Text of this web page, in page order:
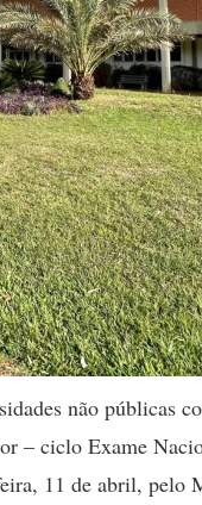
não públicas
– ciclo Exame
11 de abril,